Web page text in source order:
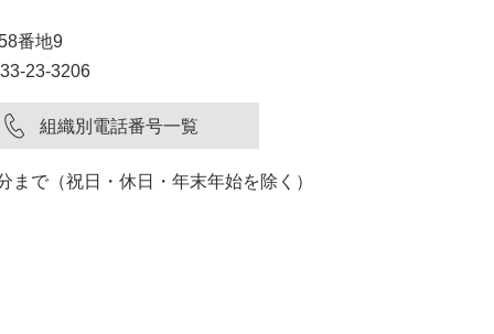
番地9
23-3206
組織別電話番号一覧
で（祝日・休日・年末年始を除く）